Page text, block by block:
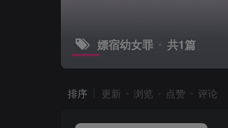
嫖宿幼女罪 共1篇
排序 更新 浏览 点赞 评论